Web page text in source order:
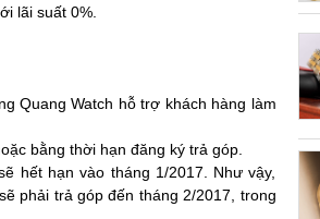
lãi suất 0%.
Quang Watch hỗ trợ khách hàng làm
bằng thời hạn đăng ký trả góp.
hết hạn vào tháng 1/2017. Như vậy,
phải trả góp đến tháng 2/2017, trong